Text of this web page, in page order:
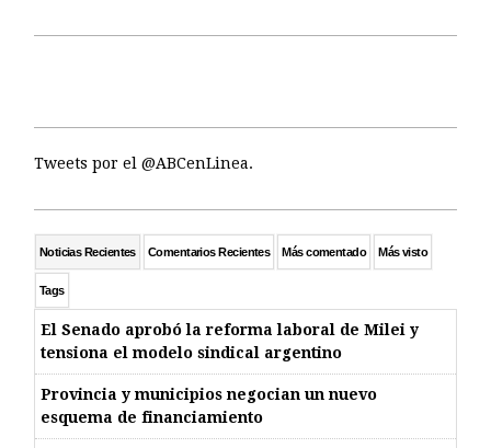
Tweets por el @ABCenLinea.
Noticias Recientes Comentarios Recientes Más comentado Más visto
Tags
El Senado aprobó la reforma laboral de Milei y
tensiona el modelo sindical argentino
Provincia y municipios negocian un nuevo
esquema de financiamiento